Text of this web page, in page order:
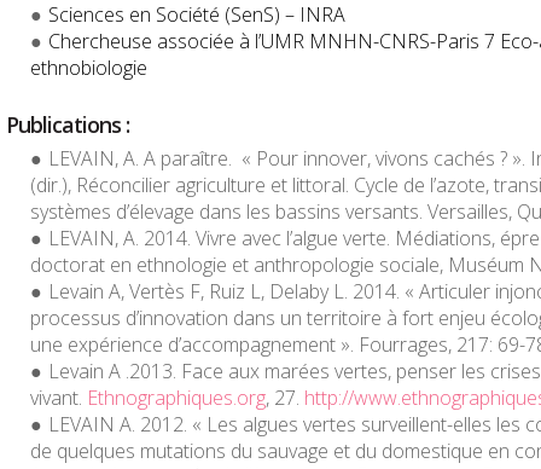
Sciences en Société (SenS) – INRA
Chercheuse associée à l’UMR MNHN-CNRS-Paris 7
ethnobiologie
Publications :
LEVAIN, A. A paraître. « Pour innover, vivons cachés ? ».
(dir.), Réconcilier agriculture et littoral. Cycle de l’azote,
systèmes d’élevage dans les bassins versants. Versailles,
LEVAIN, A. 2014. Vivre avec l’algue verte. Médiations,
doctorat en ethnologie et anthropologie sociale, Muséum
Levain A, Vertès F, Ruiz L, Delaby L. 2014. « Articuler
processus d’innovation dans un territoire à fort enjeu
une expérience d’accompagnement ». Fourrages, 217: 69-
Levain A .2013. Face aux marées vertes, penser les
vivant. Ethnographiques.org, 27. http://
LEVAIN A. 2012. « Les algues vertes surveillent-elles les
de quelques mutations du sauvage et du domestique en